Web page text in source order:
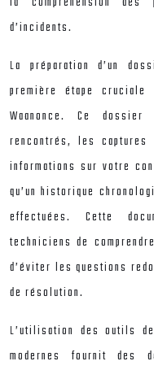
d’incidents.
La préparation d’un
première étape
Waanonce. Ce
rencontrés, les captures
informations sur votre
qu’un historique
effectuées. Cette
techniciens de
d’éviter les questions
de résolution.
L’utilisation des outils
modernes fournit des